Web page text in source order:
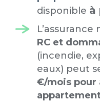
disponible à
RC et
(incendie,
eaux) peut
€/mois pour